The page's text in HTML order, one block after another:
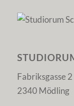
Fabriksgasse 2
2340 Mödling